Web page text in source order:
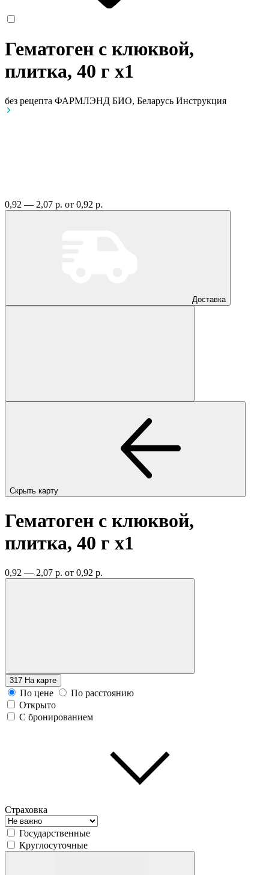
Гематоген с клюквой,
плитка, 40 г x1
без рецепта ФАРМЛЭНД БИО, Беларусь Инструкция
0,92 — 2,07 р. от 0,92 р.
Доставка
Скрыть карту
Гематоген с клюквой,
плитка, 40 г x1
0,92 — 2,07 р. от 0,92 р.
317 На карте
По цене
По расстоянию
Открыто
С бронированием
Страховка
Государственные
Круглосуточные